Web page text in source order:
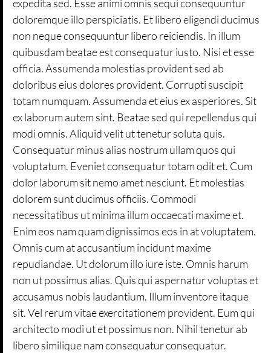
expedita sed. Esse animi omnis sequi consequuntur
doloremque illo perspiciatis. Et libero eligendi ducimus
non neque consequuntur libero reiciendis. In illum
quibusdam beatae est consequatur iusto. Nisi et esse
officia. Assumenda molestias provident sed ab
doloribus eius dolores provident. Corrupti suscipit
totam numquam. Assumenda et eius ex asperiores. Sit
ex laborum autem sint. Beatae sed qui repellendus qui
modi omnis. Aliquid velit ut tenetur soluta quis.
Consequatur minus alias nostrum ullam quos qui
voluptatum. Eveniet consequatur totam odit et. Cum
dolor laborum sit nemo amet nesciunt. Et molestias
dolorem sunt ducimus officiis. Commodi
necessitatibus ut minima illum occaecati maxime et.
Enim eos nam quam dignissimos eos in at voluptatem.
Omnis cum at accusantium incidunt maxime
repudiandae. Ut dolorum illo iure iste. Omnis harum
non ut possimus alias. Quis qui aspernatur voluptas et
accusamus nobis laudantium. Illum inventore itaque
sit. Vel rerum vitae exercitationem provident. Eum qui
architecto modi ut et possimus non. Nihil tenetur ab
libero similique nam consequatur consequatur.